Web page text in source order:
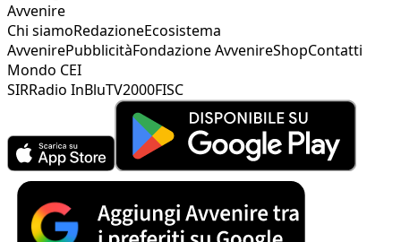
Avvenire
Chi siamoRedazioneEcosistema
AvvenirePubblicitàFondazione AvvenireShopContatti
Mondo CEI
SIRRadio InBluTV2000FISC